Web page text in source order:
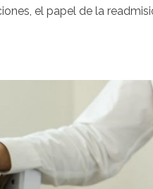
el papel de la